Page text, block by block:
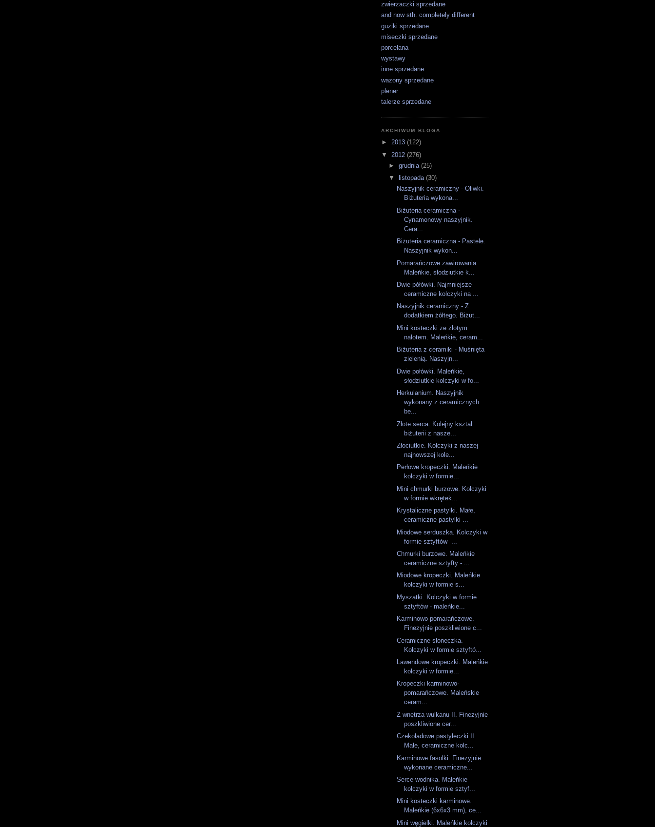
zwierzaczki sprzedane
and now sth. completely different
guziki sprzedane
miseczki sprzedane
porcelana
wystawy
inne sprzedane
wazony sprzedane
plener
talerze sprzedane
ARCHIWUM BLOGA
► 2013 (122)
▼ 2012 (276)
►grudnia(25)
▼
listopada(30)
Naszyjnik ceramiczny - Oliwki.
Biżuteria wykona...
Biżuteria ceramiczna -
Cynamonowy naszyjnik.
Cera...
Biżuteria ceramiczna - Pastele.
Naszyjnik wykon...
Pomarańczowe zawirowania.
Maleńkie, słodziutkie k...
Dwie półówki. Najmniejsze
ceramiczne kolczyki na ...
Naszyjnik ceramiczny - Z
dodatkiem żółtego. Biżut...
Mini kosteczki ze złotym
nalotem. Maleńkie, ceram...
Biżuteria z ceramiki - Muśnięta
zielenią. Naszyjn...
Dwie połówki. Maleńkie,
słodziutkie kolczyki w fo...
Herkulanium. Naszyjnik
wykonany z ceramicznych
be...
Złote serca. Kolejny kształ
biżuterii z nasze...
Złociutkie. Kolczyki z naszej
najnowszej kole...
Perłowe kropeczki. Maleńkie
kolczyki w formie...
Mini chmurki burzowe. Kolczyki
w formie wkrętek...
Krystaliczne pastylki. Małe,
ceramiczne pastylki ...
Miodowe serduszka. Kolczyki w
formie sztyftów -...
Chmurki burzowe. Maleńkie
ceramiczne sztyfty - ...
Miodowe kropeczki. Maleńkie
kolczyki w formie s...
Myszatki. Kolczyki w formie
sztyftów - maleńkie...
Karminowo-pomarańczowe.
Finezyjnie poszkliwione c...
Ceramiczne słoneczka.
Kolczyki w formie sztyftó...
Lawendowe kropeczki. Maleńkie
kolczyki w formie...
Kropeczki karminowo-
pomarańczowe. Maleńskie
ceram...
Z wnętrza wulkanu II. Finezyjnie
poszkliwione cer...
Czekoladowe pastyleczki II.
Małe, ceramiczne kolc...
Karminowe fasolki. Finezyjnie
wykonane ceramiczne...
Serce wodnika. Maleńkie
kolczyki w formie sztyf...
Mini kosteczki karminowe.
Maleńkie (6x6x3 mm), ce...
Mini węgielki. Maleńkie kolczyki